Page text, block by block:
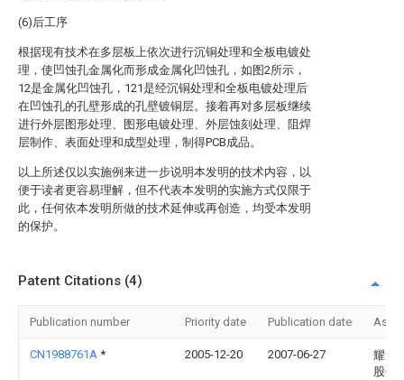
(6)后工序
根据现有技术在多层板上依次进行沉铜处理和全板电镀处
理，使凹蚀孔金属化而形成金属化凹蚀孔，如图2所示，
12是金属化凹蚀孔，121是经沉铜处理和全板电镀处理后
在凹蚀孔的孔壁形成的孔壁镀铜层。接着再对多层板继续
进行外层图形处理、图形电镀处理、外层蚀刻处理、阻焊
层制作、表面处理和成型处理，制得PCB成品。
以上所述仅以实施例来进一步说明本发明的技术内容，以
便于读者更容易理解，但不代表本发明的实施方式仅限于
此，任何依本发明所做的技术延伸或再创造，均受本发明
的保护。
Patent Citations (4)
Publication number Priority date Publication date
CN1988761A * 2005-12-20 2007-06-27
耀华
股份